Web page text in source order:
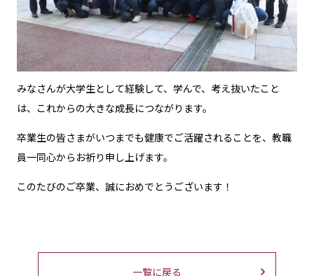
みなさんが大学生として経験して、学んで、考え抜いたこと
は、これからの大きな成長につながります。
卒業生の皆さまがいつまでも健康でご活躍されることを、教職
員一同心からお祈り申し上げます。
このたびのご卒業、誠におめでとうございます！
一覧に戻る